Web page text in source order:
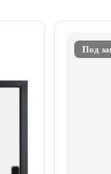
Под